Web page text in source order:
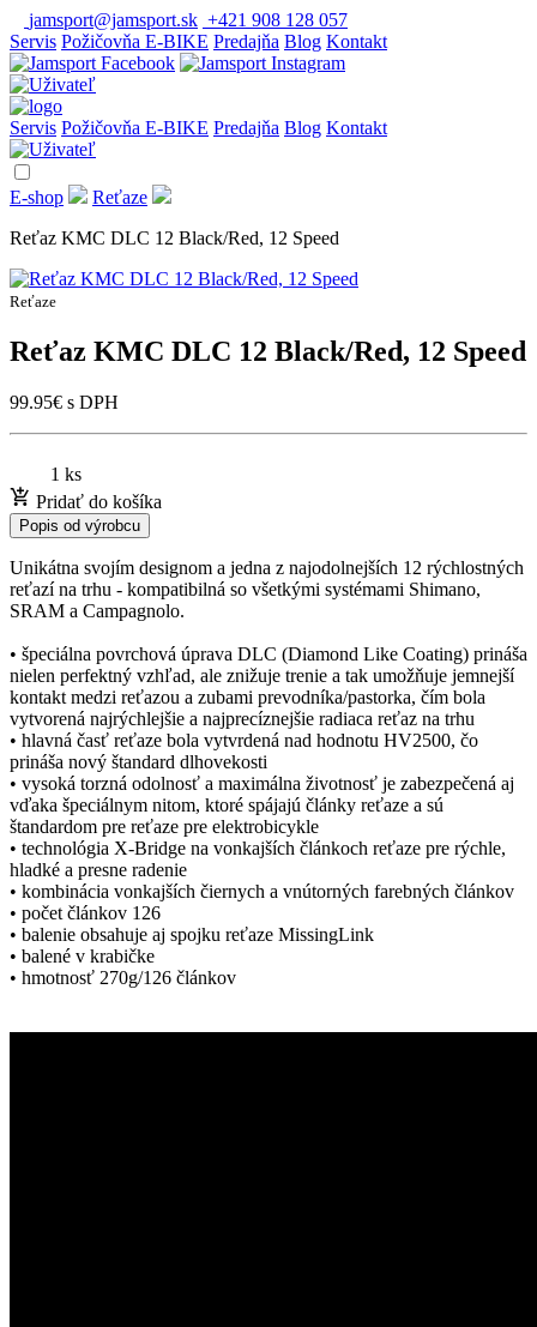
jamsport@jamsport.sk +421 908 128 057
Servis Požičovňa E-BIKE Predajňa Blog Kontakt
Servis Požičovňa E-BIKE Predajňa Blog Kontakt
E-shop
Reťaze
Reťaz KMC DLC 12 Black/Red, 12 Speed
Reťaze
Reťaz KMC DLC 12 Black/Red, 12 Speed
99.95€ s DPH
1 ks
Pridať do košíka
Popis od výrobcu
Unikátna svojím designom a jedna z najodolnejších 12 rýchlostných
reťazí na trhu - kompatibilná so všetkými systémami Shimano,
SRAM a Campagnolo.
• špeciálna povrchová úprava DLC (Diamond Like Coating) prináša
nielen perfektný vzhľad, ale znižuje trenie a tak umožňuje jemnejší
kontakt medzi reťazou a zubami prevodníka/pastorka, čím bola
vytvorená najrýchlejšie a najprecíznejšie radiaca reťaz na trhu
• hlavná časť reťaze bola vytvrdená nad hodnotu HV2500, čo
prináša nový štandard dlhovekosti
• vysoká torzná odolnosť a maximálna životnosť je zabezpečená aj
vďaka špeciálnym nitom, ktoré spájajú články reťaze a sú
štandardom pre reťaze pre elektrobicykle
• technológia X-Bridge na vonkajších článkoch reťaze pre rýchle,
hladké a presne radenie
• kombinácia vonkajších čiernych a vnútorných farebných článkov
• počet článkov 126
• balenie obsahuje aj spojku reťaze MissingLink
• balené v krabičke
• hmotnosť 270g/126 článkov